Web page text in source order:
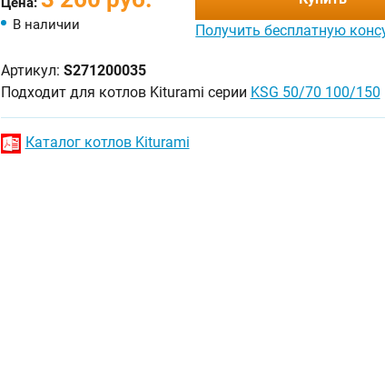
В наличии
Получить бесплатную
Артикул: S271200035
Подходит для котлов Kiturami серии KSG 50/70 100/150
Каталог котлов Kiturami